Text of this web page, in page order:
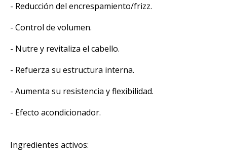
- Reducción del encrespamiento/frizz.
- Control de volumen.
- Nutre y revitaliza el cabello.
- Refuerza su estructura interna.
- Aumenta su resistencia y flexibilidad.
- Efecto acondicionador.
Ingredientes activos: